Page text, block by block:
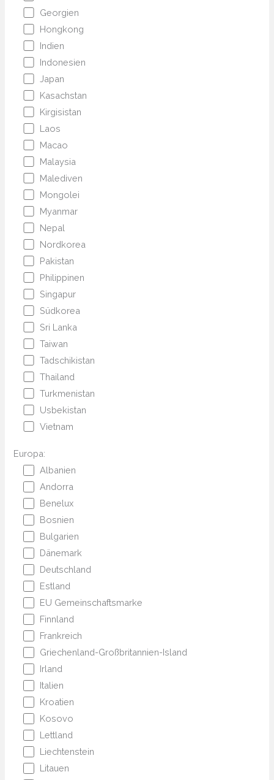
Georgien
Hongkong
Indien
Indonesien
Japan
Kasachstan
Kirgisistan
Laos
Macao
Malaysia
Malediven
Mongolei
Myanmar
Nepal
Nordkorea
Pakistan
Philippinen
Singapur
Südkorea
Sri Lanka
Taiwan
Tadschikistan
Thailand
Turkmenistan
Usbekistan
Vietnam
Europa:
Albanien
Andorra
Benelux
Bosnien
Bulgarien
Dänemark
Deutschland
Estland
EU Gemeinschaftsmarke
Finnland
Frankreich
Griechenland-Großbritannien-Island
Irland
Italien
Kroatien
Kosovo
Lettland
Liechtenstein
Litauen